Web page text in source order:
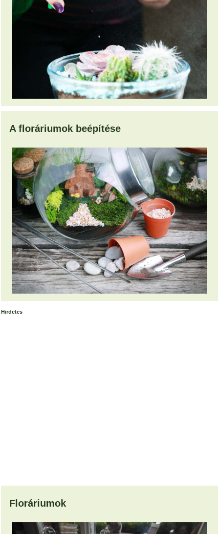
A floráriumok beépítése
Hirdetes
Floráriumok